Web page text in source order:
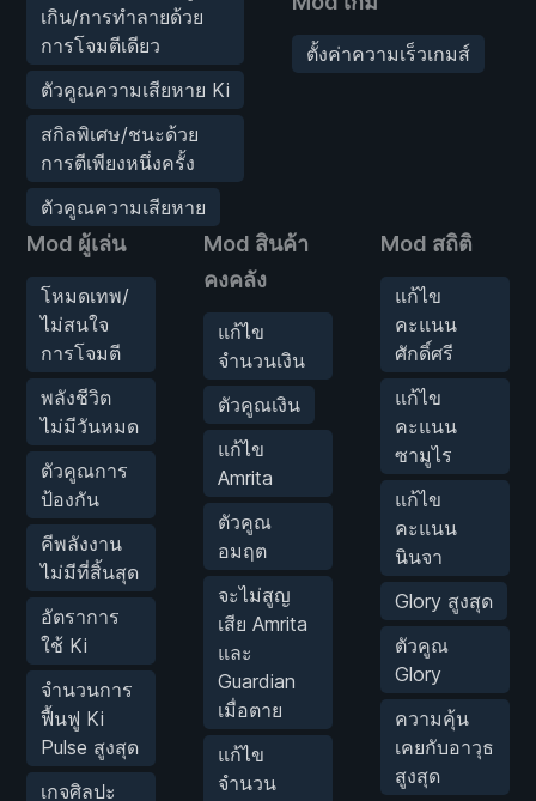
เกิน/การทำลายด้วย
การโจมตีเดียว
ตัวคูณความเสียหาย Ki
สกิลพิเศษ/ชนะด้วย
การตีเพียงหนึ่งครั้ง
ตัวคูณความเสียหาย
ตั้งค่าความเร็วเกมส์
Mod ผู้เล่น
โหมดเทพ/
ไม่สนใจ
การโจมตี
พลังชีวิต
ไม่มีวันหมด
ตัวคูณการ
ป้องกัน
คีพลังงาน
ไม่มีที่สิ้นสุด
อัตราการ
ใช้ Ki
จำนวนการ
ฟื้นฟู Ki
Pulse สูงสุด
เกจศิลปะ
Mod สินค้า
คงคลัง
แก้ไข
จำนวนเงิน
ตัวคูณเงิน
แก้ไข
Amrita
ตัวคูณ
อมฤต
จะไม่สูญ
เสีย Amrita
และ
Guardian
เมื่อตาย
แก้ไข
จำนวน
Mod สถิติ
แก้ไข
คะแนน
ศักดิ์ศรี
แก้ไข
คะแนน
ซามูไร
แก้ไข
คะแนน
นินจา
Glory สูงสุด
ตัวคูณ
Glory
ความคุ้น
เคยกับอาวุธ
สูงสุด